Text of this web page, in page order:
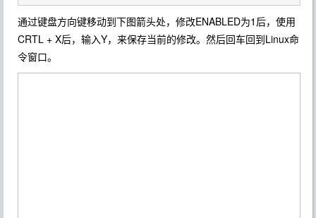
通过键盘方向键移动到下图箭头处，修改ENABLED为1后，使用
CRTL + X后，输入Y，来保存当前的修改。然后回车回到Linux命
令窗口。